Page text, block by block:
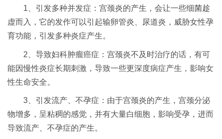
1、引发多种并发症：宫颈炎的产生，会让一些细菌趁
虚而入，它的发作可以引起输卵管炎、尿道炎，威胁女性孕
育功能，引发多种炎症产生。
2、导致妇科肿瘤癌症：宫颈炎不及时治疗的话，有可
能因慢性炎症长期刺激，导致一些更深度病症产生，影响女
性生命安全。
3、引发流产、不孕症：由于宫颈炎的产生，宫颈分泌
物增多，呈粘稠的感觉，并有大量白细胞，影响受孕，进而
导致流产、不孕症的产生。